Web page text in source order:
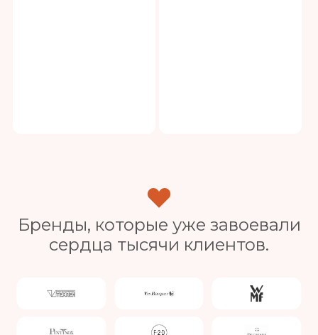
Бренды, которые уже завоевали
сердца тысячи клиентов.